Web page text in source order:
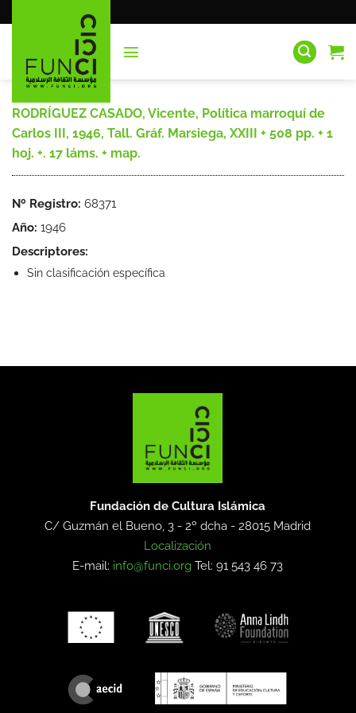
al
RODRÍGUEZ CASADO, Vicente, Política marroquí de
Carlos III, 1946, Tall. Gráf. Marsiega, XXIII + 508 pp. + 1
hoj. +. 17 láms. + map.
Nº Registro: 68371
Año: 1946
Descriptores:
Sin clasificación específica
Fundación de Cultura Islámica
C/ Guzmán el Bueno, 3 - 2º dcha -28015 Madrid
Localización
E-mail: info@funci.org Tel: 91 543 46 73